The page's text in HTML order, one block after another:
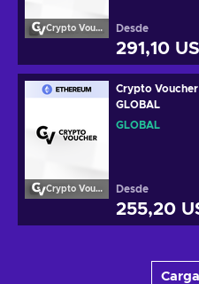
Crypto Voucher Desde
291,10
Crypto Voucher
Crypto Voucher
GLOBAL
GLOBAL
Desde
255,20